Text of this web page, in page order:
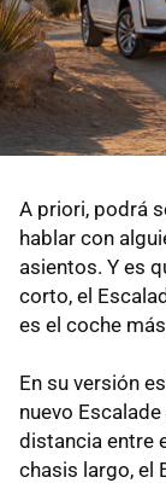
A priori, podrá
hablar con
asientos. Y es
corto, el
es el coche
En su versión
nuevo
distancia entre
chasis largo, el